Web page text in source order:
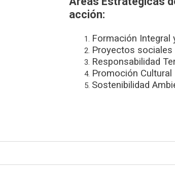
acción:
Formación Integral
Proyectos sociales
Responsabilidad
Promoción Cultural
Sostenibilidad